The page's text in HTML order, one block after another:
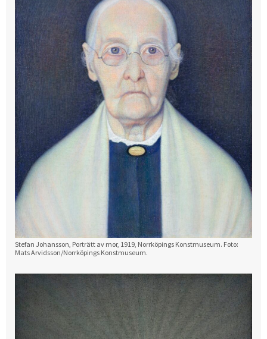
Stefan Johansson, Porträtt av mor, 1919, Norrköpings Konstmuseum. Foto:
Mats Arvidsson/Norrköpings Konstmuseum.